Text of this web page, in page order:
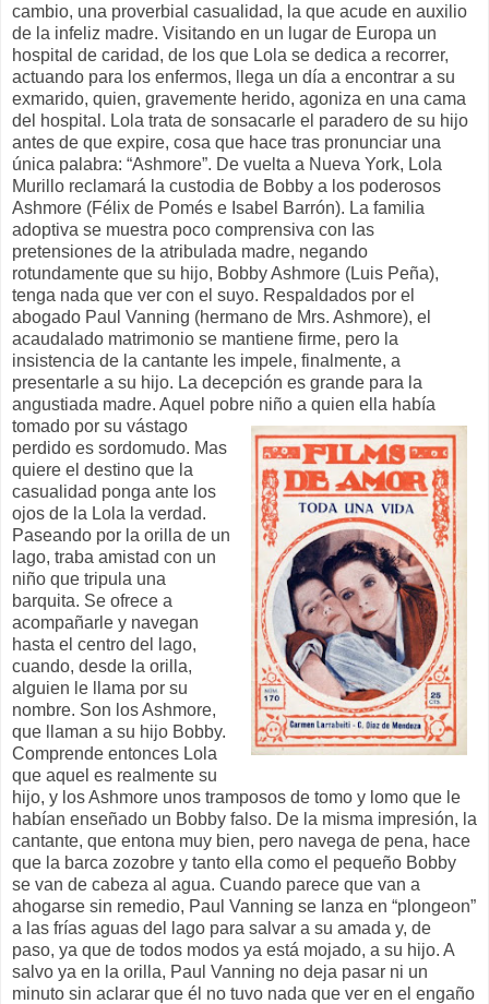
cambio, una proverbial casualidad, la que acude en auxilio
de la infeliz madre. Visitando en un lugar de Europa un
hospital de caridad, de los que Lola se dedica a recorrer,
actuando para los enfermos, llega un día a encontrar a su
exmarido, quien, gravemente herido, agoniza en una cama
del hospital. Lola trata de sonsacarle el paradero de su hijo
antes de que expire, cosa que hace tras pronunciar una
única palabra: “Ashmore”. De vuelta a Nueva York, Lola
Murillo reclamará la custodia de Bobby a los poderosos
Ashmore (Félix de Pomés e Isabel Barrón). La familia
adoptiva se muestra poco comprensiva con las
pretensiones de la atribulada madre, negando
rotundamente que su hijo, Bobby Ashmore (Luis Peña),
tenga nada que ver con el suyo. Respaldados por el
abogado Paul Vanning (hermano de Mrs. Ashmore), el
acaudalado matrimonio se mantiene firme, pero la
insistencia de la cantante les impele, finalmente, a
presentarle a su hijo. La decepción es grande para la
angustiada madre. Aquel pobre niño a quien ella había
tomado por su vástago
perdido es sordomudo. Mas
quiere el destino que la
casualidad ponga ante los
ojos de la Lola la verdad.
Paseando por la orilla de un
lago, traba amistad con un
niño que tripula una
barquita. Se ofrece a
acompañarle y navegan
hasta el centro del lago,
cuando, desde la orilla,
alguien le llama por su
nombre. Son los Ashmore,
que llaman a su hijo Bobby.
Comprende entonces Lola
que aquel es realmente su
hijo, y los Ashmore unos tramposos de tomo y lomo que le
habían enseñado un Bobby falso. De la misma impresión, la
cantante, que entona muy bien, pero navega de pena, hace
que la barca zozobre y tanto ella como el pequeño Bobby
se van de cabeza al agua. Cuando parece que van a
ahogarse sin remedio, Paul Vanning se lanza en “plongeon”
a las frías aguas del lago para salvar a su amada y, de
paso, ya que de todos modos ya está mojado, a su hijo. A
salvo ya en la orilla, Paul Vanning no deja pasar ni un
minuto sin aclarar que él no tuvo nada que ver en el engaño